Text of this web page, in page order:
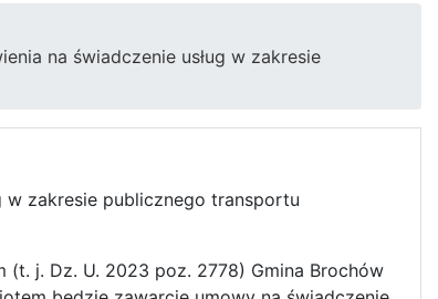
na świadczenie usług w zakresie
w zakresie publicznego transportu
j. Dz. U. 2023 poz. 2778) Gmina Brochów